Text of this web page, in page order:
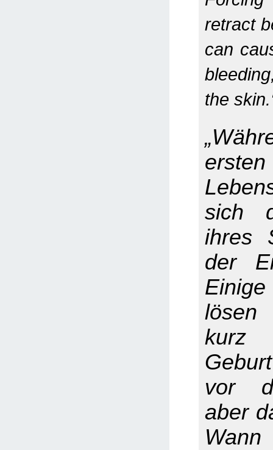
retract
can
the
ersten
sich
ihres
der
lösen
kurz
vor
aber